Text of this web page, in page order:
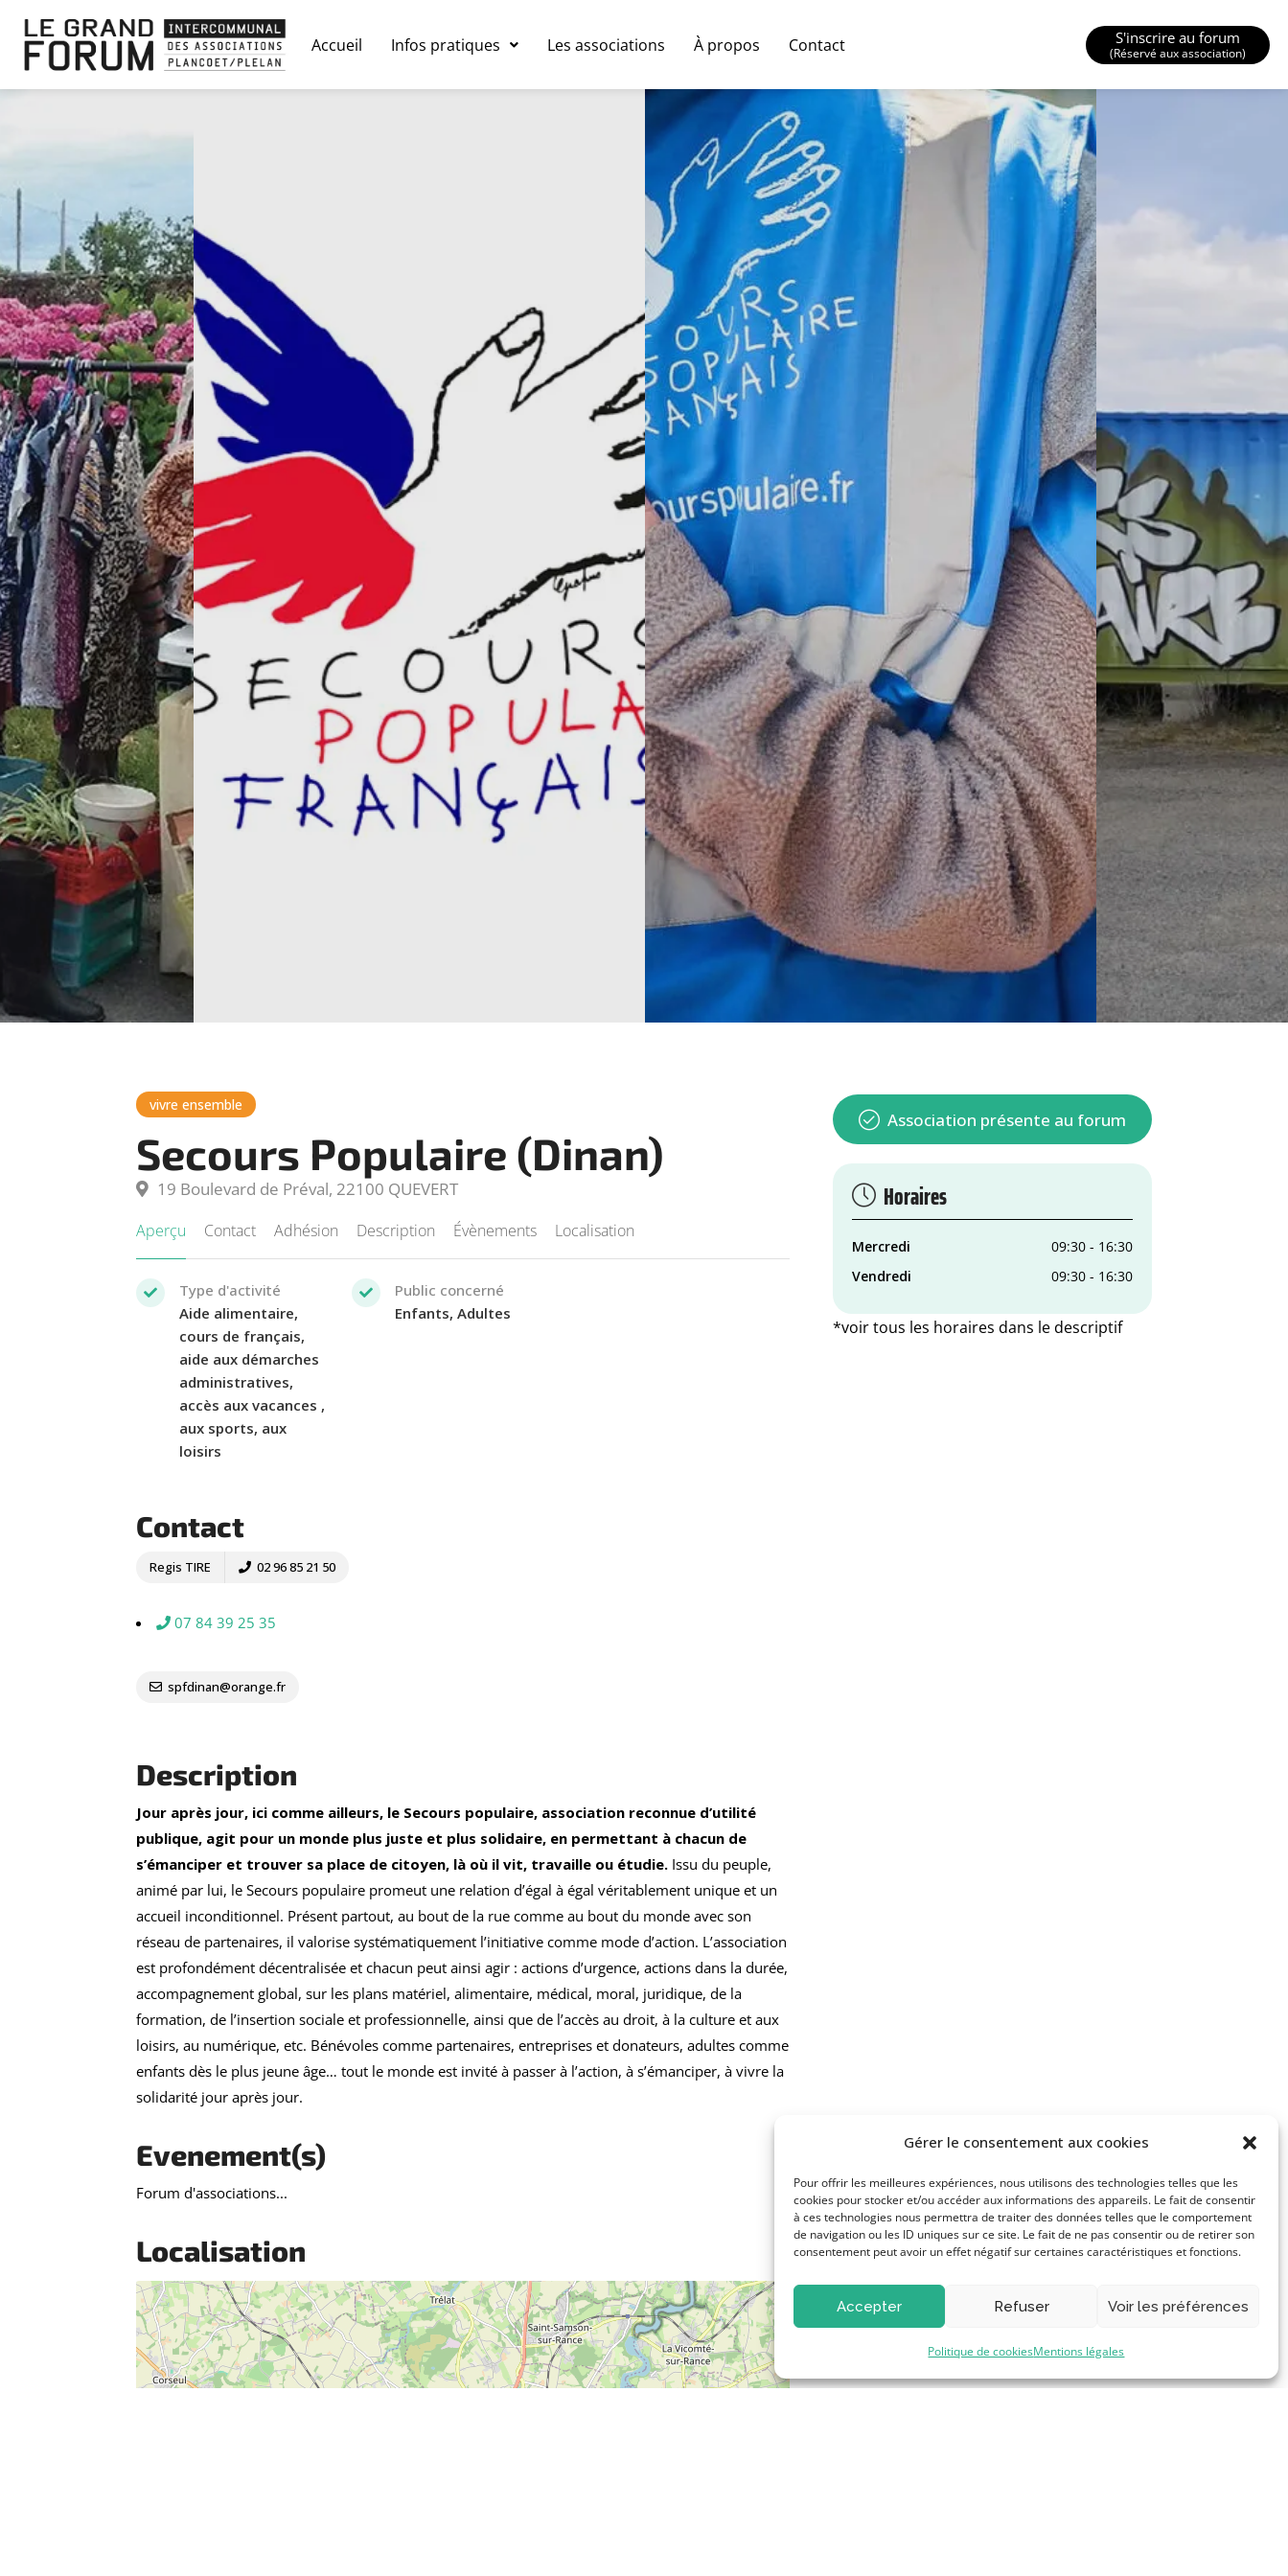
Gérer le consentement aux cookies
Pour offrir les meilleures expériences, nous utilisons des technologies telles que les
cookies pour stocker et/ou accéder aux informations des appareils. Le fait de consentir
à ces technologies nous permettra de traiter des données telles que le comportement
de navigation ou les ID uniques sur ce site. Le fait de ne pas consentir ou de retirer son
consentement peut avoir un effet négatif sur certaines caractéristiques et fonctions.
Accepter Refuser Voir les préférences
Politique de cookiesMentions légales
Accueil Infos pratiques Les associations À propos Contact S'inscrire au forum
(Réservé aux association)
vivre ensemble
Secours Populaire (Dinan)
19 Boulevard de Préval, 22100 QUEVERT
Aperçu Contact Adhésion Description Évènements Localisation
Type d'activité
Aide alimentaire,
cours de français,
aide aux démarches
administratives,
accès aux vacances ,
aux sports, aux
loisirs
Public concerné
Enfants, Adultes
Contact
Regis TIRE 02 96 85 21 50
07 84 39 25 35
spfdinan@orange.fr
Description
Jour après jour, ici comme ailleurs, le Secours populaire, association reconnue d’utilité
publique, agit pour un monde plus juste et plus solidaire, en permettant à chacun de
s’émanciper et trouver sa place de citoyen, là où il vit, travaille ou étudie. Issu du peuple,
animé par lui, le Secours populaire promeut une relation d’égal à égal véritablement unique et un
accueil inconditionnel. Présent partout, au bout de la rue comme au bout du monde avec son
réseau de partenaires, il valorise systématiquement l’initiative comme mode d’action. L’association
est profondément décentralisée et chacun peut ainsi agir : actions d’urgence, actions dans la durée,
accompagnement global, sur les plans matériel, alimentaire, médical, moral, juridique, de la
formation, de l’insertion sociale et professionnelle, ainsi que de l’accès au droit, à la culture et aux
loisirs, au numérique, etc. Bénévoles comme partenaires, entreprises et donateurs, adultes comme
enfants dès le plus jeune âge… tout le monde est invité à passer à l’action, à s’émanciper, à vivre la
solidarité jour après jour.
Evenement(s)
Forum d'associations...
Localisation
Association présente au forum
Horaires
Mercredi
09:30 - 16:30
Vendredi
09:30 - 16:30
*voir tous les horaires dans le descriptif